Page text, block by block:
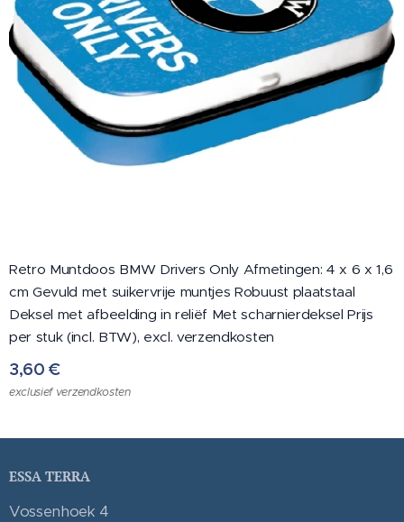
Retro Muntdoos BMW Drivers Only Afmetingen: 4 x 6 x 1,6
cm Gevuld met suikervrije muntjes Robuust plaatstaal
Deksel met afbeelding in reliëf Met scharnierdeksel Prijs
per stuk (incl. BTW), excl. verzendkosten
3,60 €
exclusief verzendkosten
ESSA TERRA
Vossenhoek 4